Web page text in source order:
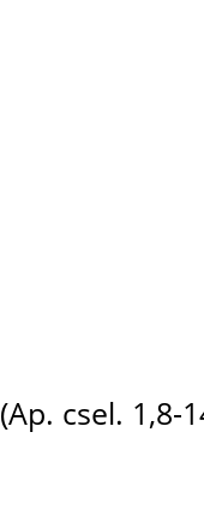
(Ap. csel. 1,8-